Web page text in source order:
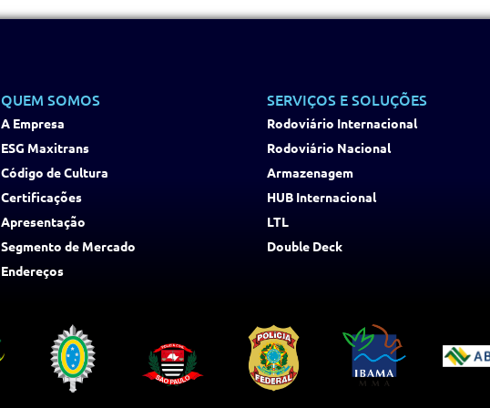
QUEM SOMOS
A Empresa
ESG Maxitrans
Código de Cultura
Certificações
Apresentação
Segmento de Mercado
Endereços
SERVIÇOS E SOLUÇÕES
Rodoviário Internacional
Rodoviário Nacional
Armazenagem
HUB Internacional
LTL
Double Deck